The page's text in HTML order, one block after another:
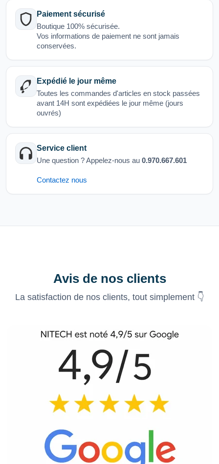
Paiement sécurisé
Boutique 100% sécurisée.
Vos informations de paiement ne sont jamais
conservées.
Expédié le jour même
Toutes les commandes d'articles en stock passées
avant 14H sont expédiées le jour même (jours
ouvrés)
Service client
Une question ? Appelez-nous au 0.970.667.601
Contactez nous
Avis de nos clients
La satisfaction de nos clients, tout simplement 👇